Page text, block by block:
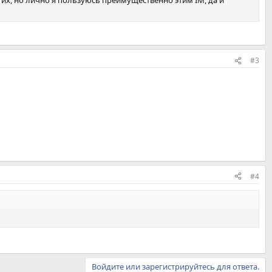
#3
#4
Войдите или зарегистрируйтесь для ответа.